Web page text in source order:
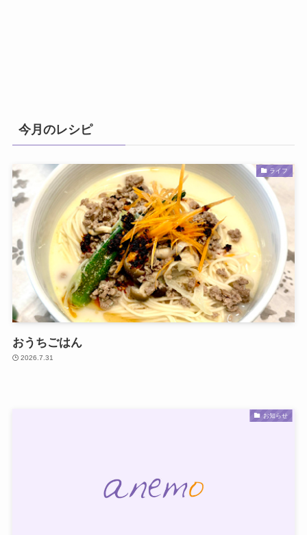
今月のレシピ
ライフ
おうちごはん
2026.7.31
お知らせ